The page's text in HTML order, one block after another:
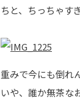
ちと、ちっちゃす
重みで今にも倒れ
いや、誰か無茶な